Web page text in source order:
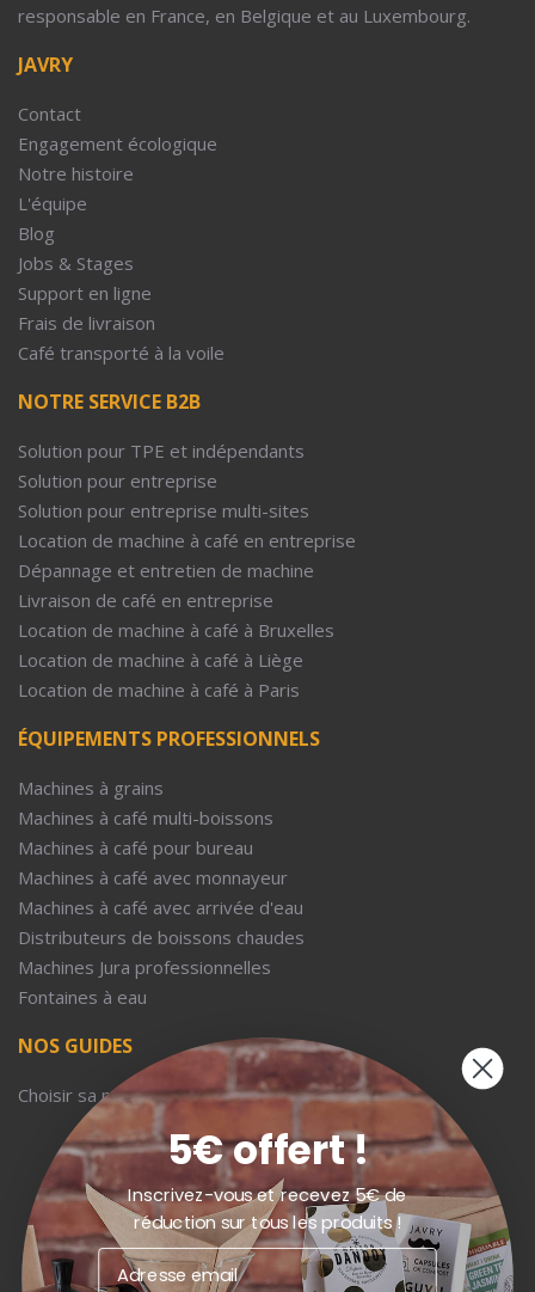
responsable en France, en Belgique et au Luxembourg.
JAVRY
Contact
Engagement écologique
Notre histoire
L'équipe
Blog
Jobs & Stages
Support en ligne
Frais de livraison
Café transporté à la voile
NOTRE SERVICE B2B
Solution pour TPE et indépendants
Solution pour entreprise
Solution pour entreprise multi-sites
Location de machine à café en entreprise
Dépannage et entretien de machine
Livraison de café en entreprise
Location de machine à café à Bruxelles
Location de machine à café à Liège
Location de machine à café à Paris
ÉQUIPEMENTS PROFESSIONNELS
Machines à grains
Machines à café multi-boissons
Machines à café pour bureau
Machines à café avec monnayeur
Machines à café avec arrivée d'eau
Distributeurs de boissons chaudes
Machines Jura professionnelles
Fontaines à eau
NOS GUIDES
Choisir sa machine à café d'entreprise
5€ offert !
Inscrivez-vous et recevez 5€ de
réduction sur tous les produits !